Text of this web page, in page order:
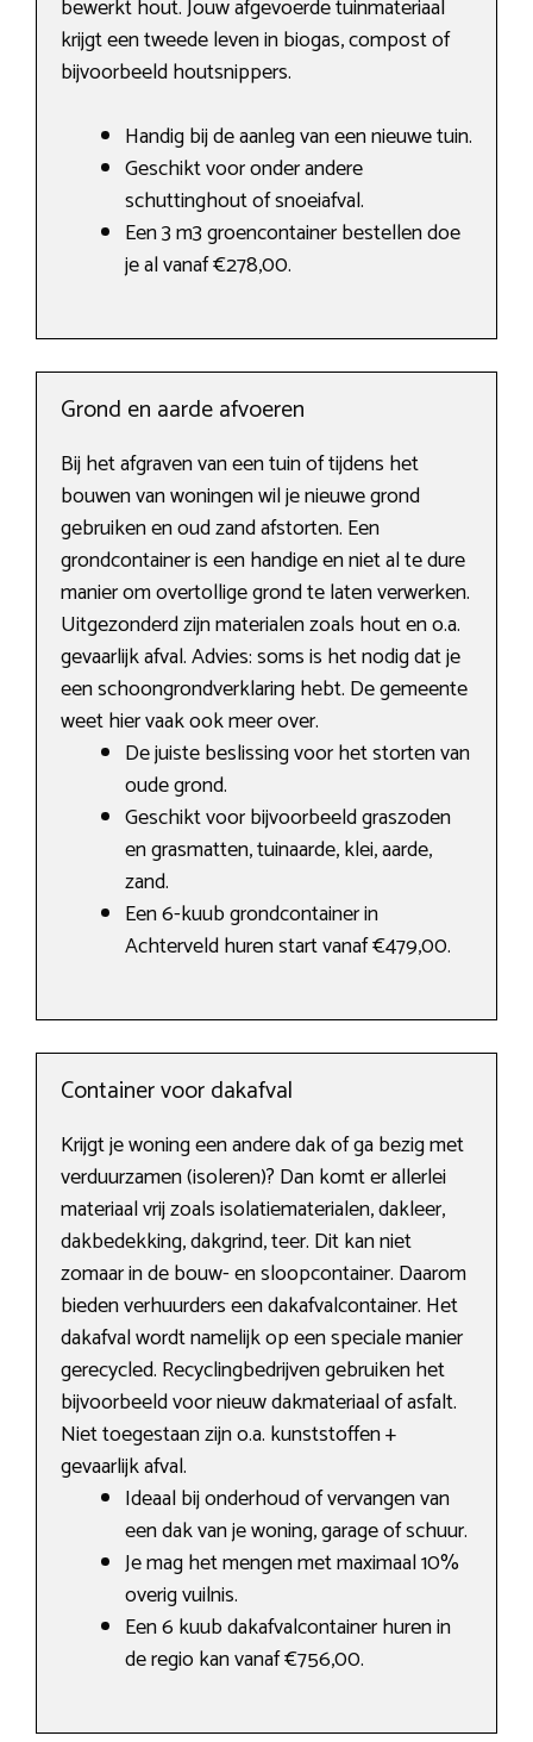
bewerkt hout. Jouw afgevoerde tuinmateriaal
krijgt een tweede leven in biogas, compost of
bijvoorbeeld houtsnippers.
Handig bij de aanleg van een nieuwe tuin.
Geschikt voor onder andere
schuttinghout of snoeiafval.
Een 3 m3 groencontainer bestellen doe
je al vanaf €278,00.
Grond en aarde afvoeren
Bij het afgraven van een tuin of tijdens het
bouwen van woningen wil je nieuwe grond
gebruiken en oud zand afstorten. Een
grondcontainer is een handige en niet al te dure
manier om overtollige grond te laten verwerken.
Uitgezonderd zijn materialen zoals hout en o.a.
gevaarlijk afval. Advies: soms is het nodig dat je
een schoongrondverklaring hebt. De gemeente
weet hier vaak ook meer over.
De juiste beslissing voor het storten van
oude grond.
Geschikt voor bijvoorbeeld graszoden
en grasmatten, tuinaarde, klei, aarde,
zand.
Een 6-kuub grondcontainer in
Achterveld huren start vanaf €479,00.
Container voor dakafval
Krijgt je woning een andere dak of ga bezig met
verduurzamen (isoleren)? Dan komt er allerlei
materiaal vrij zoals isolatiematerialen, dakleer,
dakbedekking, dakgrind, teer. Dit kan niet
zomaar in de bouw- en sloopcontainer. Daarom
bieden verhuurders een dakafvalcontainer. Het
dakafval wordt namelijk op een speciale manier
gerecycled. Recyclingbedrijven gebruiken het
bijvoorbeeld voor nieuw dakmateriaal of asfalt.
Niet toegestaan zijn o.a. kunststoffen +
gevaarlijk afval.
Ideaal bij onderhoud of vervangen van
een dak van je woning, garage of schuur.
Je mag het mengen met maximaal 10%
overig vuilnis.
Een 6 kuub dakafvalcontainer huren in
de regio kan vanaf €756,00.